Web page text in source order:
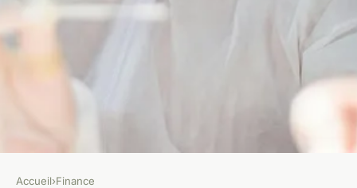
Accueil›Finance